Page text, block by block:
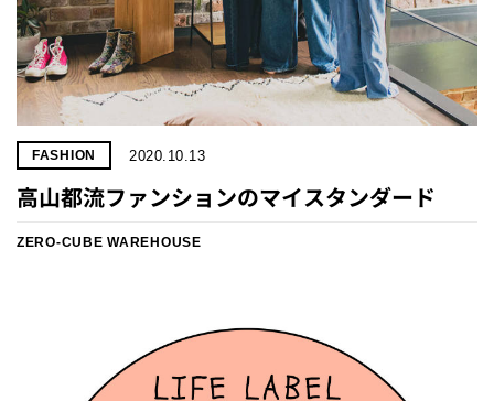
FASHION 2020.10.13
高山都流ファンションのマイスタンダード
ZERO-CUBE WAREHOUSE